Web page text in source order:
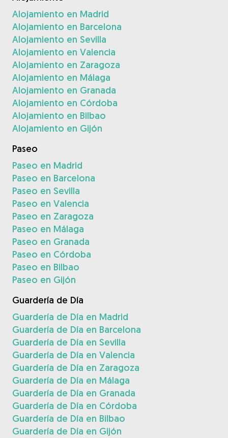
Alojamiento en Madrid
Alojamiento en Barcelona
Alojamiento en Sevilla
Alojamiento en Valencia
Alojamiento en Zaragoza
Alojamiento en Málaga
Alojamiento en Granada
Alojamiento en Córdoba
Alojamiento en Bilbao
Alojamiento en Gijón
Paseo
Paseo en Madrid
Paseo en Barcelona
Paseo en Sevilla
Paseo en Valencia
Paseo en Zaragoza
Paseo en Málaga
Paseo en Granada
Paseo en Córdoba
Paseo en Bilbao
Paseo en Gijón
Guardería de Día
Guardería de Día en Madrid
Guardería de Día en Barcelona
Guardería de Día en Sevilla
Guardería de Día en Valencia
Guardería de Día en Zaragoza
Guardería de Día en Málaga
Guardería de Día en Granada
Guardería de Día en Córdoba
Guardería de Día en Bilbao
Guardería de Día en Gijón